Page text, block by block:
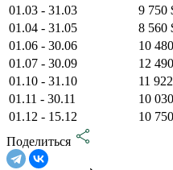
01.03 - 31.03
9 750
01.04 - 31.05
8 560
01.06 - 30.06
10
01.07 - 30.09
12
01.10 - 31.10
11
01.11 - 30.11
10
01.12 - 15.12
10
Поделиться